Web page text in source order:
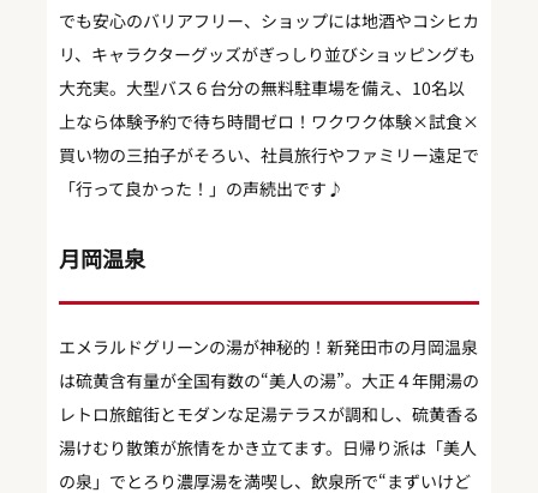
でも安心のバリアフリー、ショップには地酒やコシヒカ
リ、キャラクターグッズがぎっしり並びショッピングも
大充実。大型バス６台分の無料駐車場を備え、10名以
上なら体験予約で待ち時間ゼロ！ワクワク体験×試食×
買い物の三拍子がそろい、社員旅行やファミリー遠足で
「行って良かった！」の声続出です♪
月岡温泉
エメラルドグリーンの湯が神秘的！新発田市の月岡温泉
は硫黄含有量が全国有数の“美人の湯”。大正４年開湯の
レトロ旅館街とモダンな足湯テラスが調和し、硫黄香る
湯けむり散策が旅情をかき立てます。日帰り派は「美人
の泉」でとろり濃厚湯を満喫し、飲泉所で“まずいけど